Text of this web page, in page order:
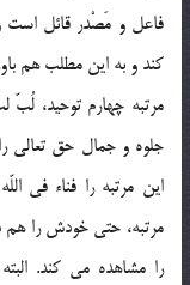
فاعل و مَصْدر قائل است
كند و به اين مطلب هم
مرتبه چهارم توحيد،
جلوه و جمال حق تعالي
مرتبه، حتي خودش را هم
را مشاهده مي كند.